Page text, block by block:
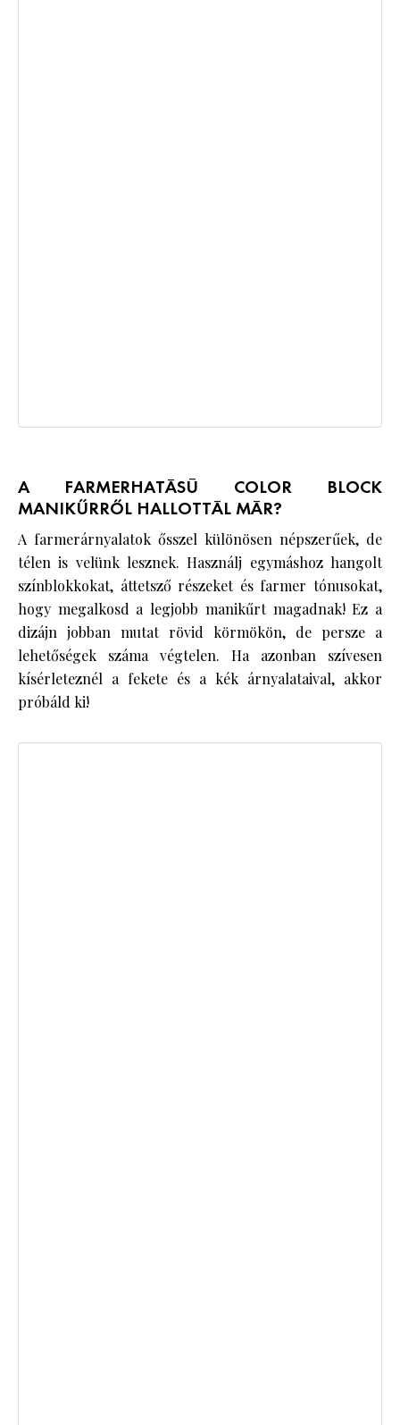
A FARMERHATÁSÚ COLOR BLOCK
MANIKŰRRŐL HALLOTTÁL MÁR?
A farmerárnyalatok ősszel különösen népszerűek, de
télen is velünk lesznek. Használj egymáshoz hangolt
színblokkokat, áttetsző részeket és farmer tónusokat,
hogy megalkosd a legjobb manikűrt magadnak! Ez a
dizájn jobban mutat rövid körmökön, de persze a
lehetőségek száma végtelen. Ha azonban szívesen
kísérleteznél a fekete és a kék árnyalataival, akkor
próbáld ki!